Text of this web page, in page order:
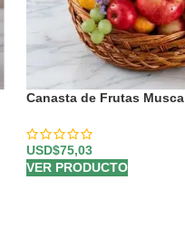
Canasta de Frutas Musca
USD$75,03
VER PRODUCTO